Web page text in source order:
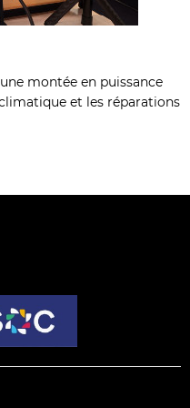
montée en puissance
et les réparations